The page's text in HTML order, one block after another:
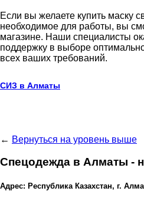
Если вы желаете купить маску
необходимое для работы, вы
магазине. Наши специалисты
поддержку в выборе
всех ваших требований.
СИЗ в Алматы
← Вернуться на уровень выше
Спецодежда в Алматы -
Адрес: Республика Казахстан, г.